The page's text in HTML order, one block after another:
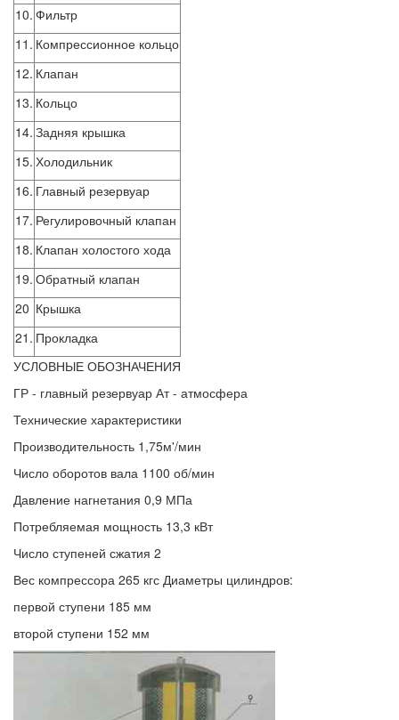
10. Фильтр
11. Компрессионное кольцо
12. Клапан
13. Кольцо
14. Задняя крышка
15. Холодильник
16. Главный резервуар
17. Регулировочный клапан
18. Клапан холостого хода
19. Обратный клапан
20 Крышка
21. Прокладка
УСЛОВНЫЕ ОБОЗНАЧЕНИЯ
ГР - главный резервуар Ат - атмосфера
Технические характеристики
Производительность 1,75м'/мин
Число оборотов вала 1100 об/мин
Давление нагнетания 0,9 МПа
Потребляемая мощность 13,3 кВт
Число ступеней сжатия 2
Вес компрессора 265 кгс Диаметры цилиндров:
первой ступени 185 мм
второй ступени 152 мм